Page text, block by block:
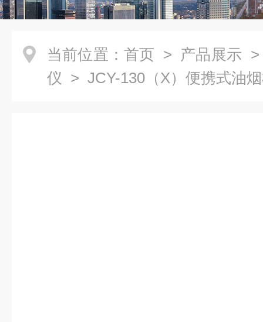
当前位置： 首页 > 产品展示
仪 > JCY-130（X）便携式油